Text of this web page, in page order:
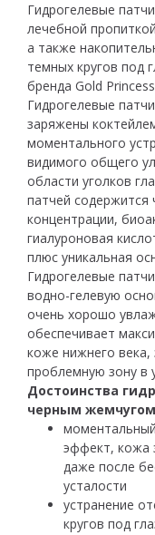
Гидрогелевые
лечебной
а также
темных кругов под
бренда Gold
Гидрогелевые
заряжены
моментального
видимого общего
области уголков
патчей
концентрации,
гиалуроновая
плюс уникальная
Гидрогелевые
водно-гелевую
очень хорошо
обеспечивает
коже нижнего
проблемную зону в
Достоинства
черным
эффект, кожа
даже после
усталости
устранение
кругов под